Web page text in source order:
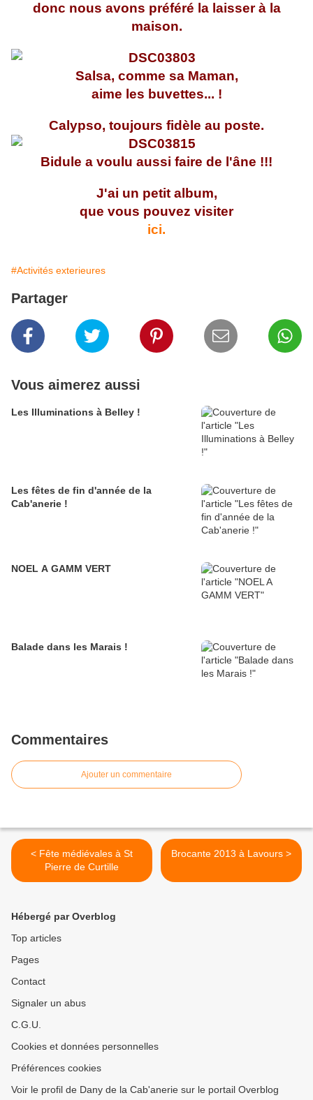
donc nous avons préféré la laisser à la
maison.
Salsa, comme sa Maman,
aime les buvettes... !
Calypso, toujours fidèle au poste.
Bidule a voulu aussi faire de l'âne !!!
J'ai un petit album,
que vous pouvez visiter
ici.
#Activités exterieures
Partager
Vous aimerez aussi
Les Illuminations à Belley !
Les fêtes de fin d'année de la
Cab'anerie !
NOEL A GAMM VERT
Balade dans les Marais !
Commentaires
Ajouter un commentaire
< Fête médiévales à St
Pierre de Curtille
Brocante 2013 à Lavours >
Hébergé par Overblog
Top articles
Pages
Contact
Signaler un abus
C.G.U.
Cookies et données personnelles
Préférences cookies
Voir le profil de Dany de la Cab'anerie sur le portail Overblog